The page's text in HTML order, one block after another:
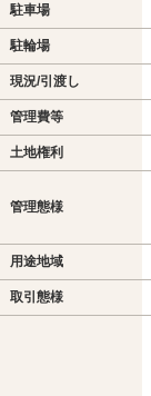
駐車場
駐輪場
現況/引渡し
管理費等
土地権利
管理態様
用途地域
取引態様